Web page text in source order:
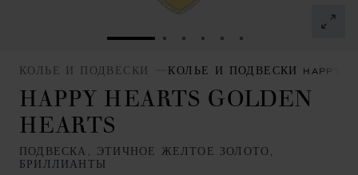
ПЕРЕЙТИ К СЛАЙДУ 1
ПЕРЕЙТИ К СЛАЙДУ 2
ПЕРЕЙТИ К СЛАЙДУ 3
ПЕРЕЙТИ К СЛАЙДУ
ПЕРЕЙТИ К
ПЕРЕЙТИ К
КОЛЬЕ И ПОДВЕСКИ КОЛЬЕ И ПОДВЕСКИ HAPPY
HAPPY HEARTS GOLDEN
HEARTS
ПОДВЕСКА, ЭТИЧНОЕ ЖЕЛТОЕ ЗОЛОТО,
БРИЛЛИАНТЫ